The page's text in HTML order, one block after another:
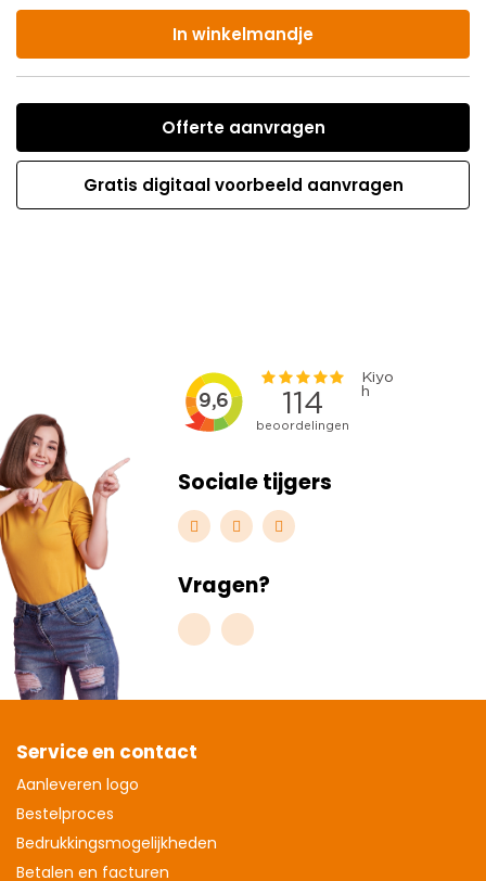
In winkelmandje
Offerte aanvragen
Gratis digitaal voorbeeld aanvragen
Sociale tijgers
Vragen?
Service en contact
Aanleveren logo
Bestelproces
Bedrukkingsmogelijkheden
Betalen en facturen